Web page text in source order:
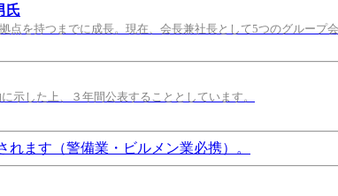
氏
を持つまでに成長。現在、会長兼社長として5つのグループ
示した上、３年間公表することとしています。
ます（警備業・ビルメン業必携）。